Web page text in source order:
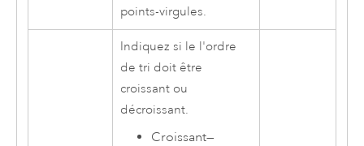
points-virgules.
Indiquez si le l'ordre
de tri doit être
croissant ou
décroissant.
Croissant—